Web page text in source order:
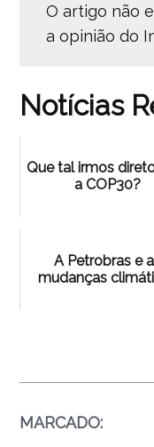
O artigo não
a opinião do
Notícias
Que tal irmos
a COP30?
A Petrobras e
mudanças
MARCADO: